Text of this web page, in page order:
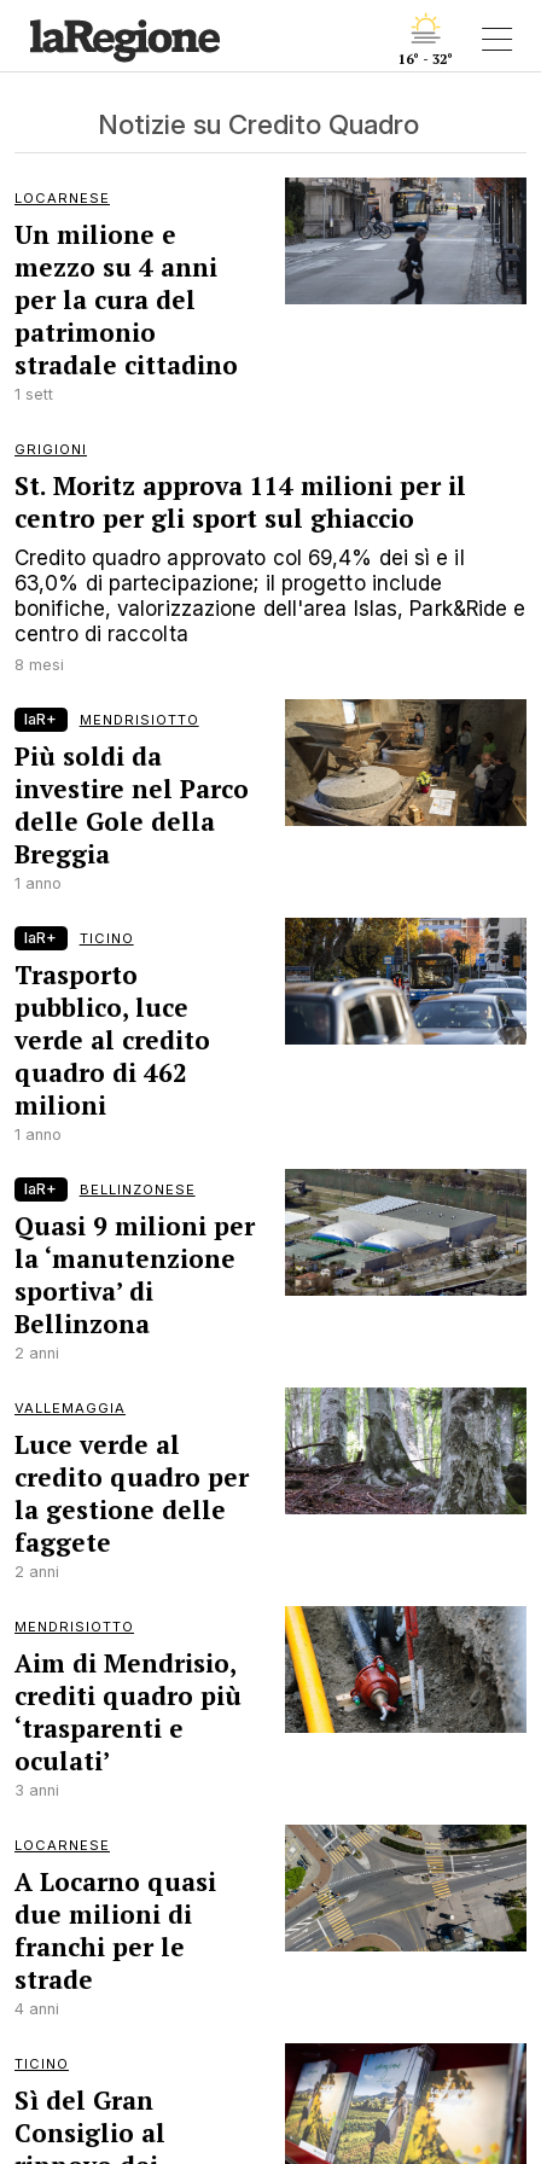
16° - 32°
Notizie su Credito Quadro
LOCARNESE
Un milione e
mezzo su 4 anni
per la cura del
patrimonio
stradale cittadino
1 sett
GRIGIONI
St. Moritz approva 114 milioni per il
centro per gli sport sul ghiaccio
Credito quadro approvato col 69,4% dei sì e il
63,0% di partecipazione; il progetto include
bonifiche, valorizzazione dell'area Islas, Park&Ride e
centro di raccolta
8 mesi
laR+ MENDRISIOTTO
Più soldi da
investire nel Parco
delle Gole della
Breggia
1 anno
laR+ TICINO
Trasporto
pubblico, luce
verde al credito
quadro di 462
milioni
1 anno
laR+ BELLINZONESE
Quasi 9 milioni per
la ‘manutenzione
sportiva’ di
Bellinzona
2 anni
VALLEMAGGIA
Luce verde al
credito quadro per
la gestione delle
faggete
2 anni
MENDRISIOTTO
Aim di Mendrisio,
crediti quadro più
‘trasparenti e
oculati’
3 anni
LOCARNESE
A Locarno quasi
due milioni di
franchi per le
strade
4 anni
TICINO
Sì del Gran
Consiglio al